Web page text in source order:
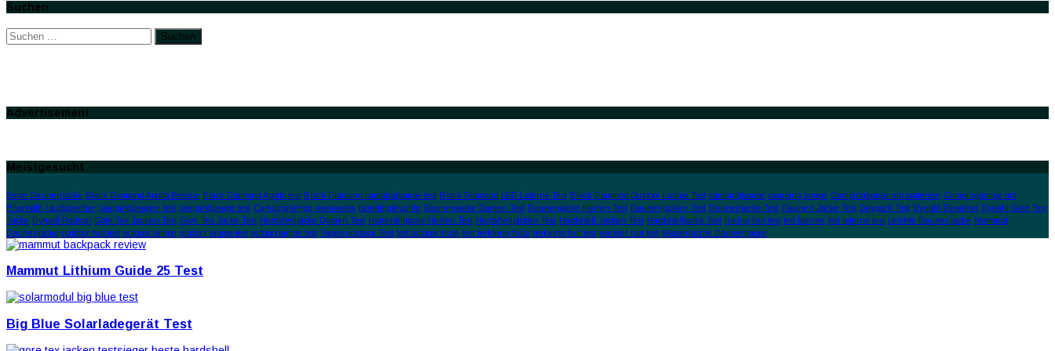
Suchen
Suchen
nach:
Advertisement
Meistgesucht
Beste Daunenjacke Black Diamond Apollo Review Black Diamond Apollo test Black Diamond campinglampe test Black Diamond LED Laterne Test Black Diamond Outdoor Lampe Test campinglampe camping lampe Campinglampe mit batterien Campinglampe mit
Bluetooth Lautsprecher campinglampen test campinglampe test Campinglampe warmweiss campingleuchte Daunenjacke Damen Test Daunenjacke Herren Test Daunenjacken Test Daunenjacke Test Daunen Jacke Test Daypack Test Dynafit Elevation Dynafit Gore Tex
Jacke Dynafit Radical Gore Tex Jacken Test Gore Tex Jacke Test Hardshelljacke Damen Test Hardshelljacke Herren Test Hardshelljacken Test Hardshell Jacken Test Hardshelljacke Test hiking hut test led laterne led laterne test Leichte Daunenjacke Mammut
Daunenjacke outdoor hut test outdoor lampe outdoor lampe test outdoorlampe test Tagesrucksack Test test outdoor hüte test trekking hüte trekking hut test wander hut test Wasserdichte Daunenjacke
Mammut Lithium Guide 25 Test
Big Blue Solarladegerät Test